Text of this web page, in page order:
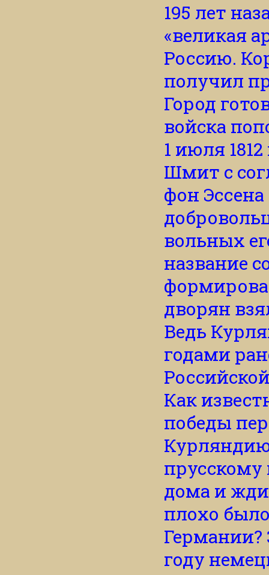
195 лет
«великая
Россию.
получил
Город
войска
1 июля
Шмит с
фон
вольных
название
дворян
Ведь
годами
Как
победы
прусскому
дома и
плохо
Германии?
году